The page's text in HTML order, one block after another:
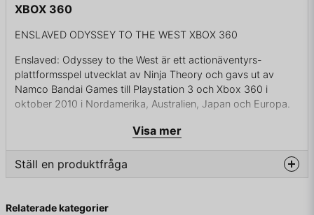
XBOX 360
ENSLAVED ODYSSEY TO THE WEST XBOX 360
Enslaved: Odyssey to the West är ett actionäventyrs-
plattformsspel utvecklat av Ninja Theory och gavs ut av
Namco Bandai Games till Playstation 3 och Xbox 360 i
oktober 2010 i Nordamerika, Australien, Japan och Europa.
Enslaved utspelar sig 150 år in i framtiden där ett globalt krig
lämnat världen i ett tillstånd där den plågas av kvarvarande
robotar från kriget, kända som "mechs". Trots att de är från
strävar efter att fullständigt utrota fiender - i det här fallet
Visa mer
Ställ en produktfråga
Fråga oss något om denna produkten...
Relaterade kategorier